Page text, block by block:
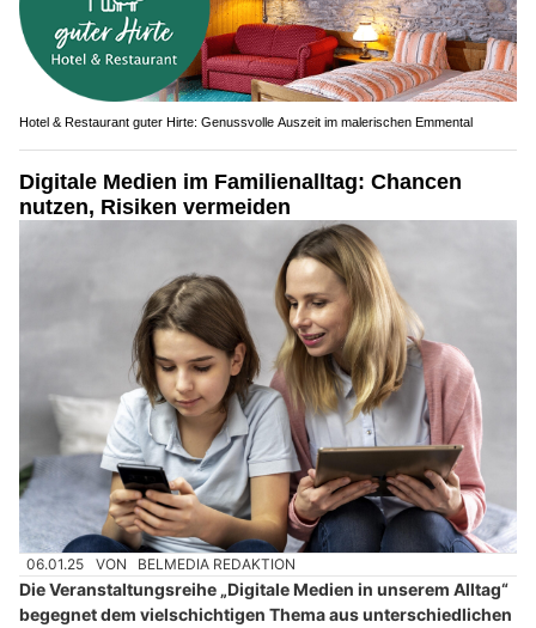
Hotel & Restaurant guter Hirte: Genussvolle Auszeit im malerischen Emmental
Digitale Medien im Familienalltag: Chancen
nutzen, Risiken vermeiden
06.01.25 VON BELMEDIA REDAKTION
Die Veranstaltungsreihe „Digitale Medien in unserem Alltag“
begegnet dem vielschichtigen Thema aus unterschiedlichen